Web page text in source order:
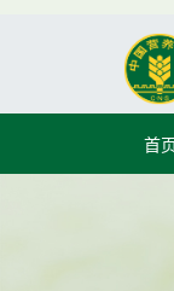
首